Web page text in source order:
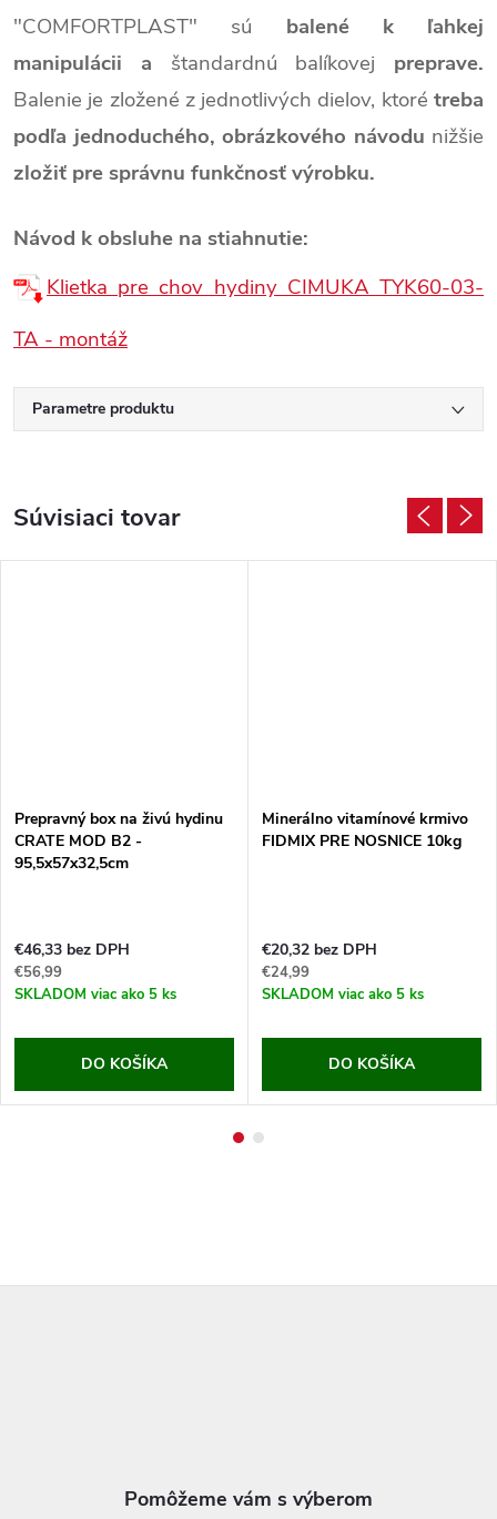
"COMFORTPLAST" sú balené k ľahkej
manipulácii
a štandardnú balíkovej preprave.
Balenie je zložené z jednotlivých dielov, ktoré treba
podľa jednoduchého, obrázkového návodu nižšie
zložiť pre správnu funkčnosť výrobku.
Návod k obsluhe na stiahnutie:
Klietka pre chov hydiny CIMUKA TYK60-03-
TA - montáž
Parametre produktu
Súvisiaci tovar
Prepravný box na živú hydinu
CRATE MOD B2 -
95,5x57x32,5cm
€46,33 bez DPH
€56,99
SKLADOM viac ako 5 ks
DO KOŠÍKA
Minerálno vitamínové krmivo
FIDMIX PRE NOSNICE 10kg
€20,32 bez DPH
€24,99
SKLADOM viac ako 5 ks
DO KOŠÍKA